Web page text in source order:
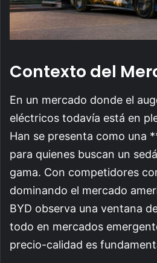
Contexto del
En un mercado donde el
eléctricos todavía está en
Han se presenta como una
para quienes buscan un
gama. Con competidores
dominando el mercado
BYD observa una ventana
todo en mercados
precio-calidad es